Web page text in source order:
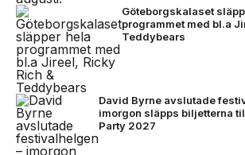
Göteborgskalaset
programmet med bl.a
Teddybears
David Byrne avslutade
imorgon släpps biljetterna
Party 2027